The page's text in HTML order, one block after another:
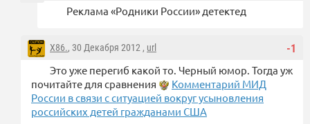
Реклама «Родники России» детектед
-1
X86., 30 Декабря 2012 , url
Это уже перегиб какой то. Черный юмор. Тогда уж
почитайте для сравнения
Комментарий МИД
России в связи с ситуацией вокруг усыновления
российских детей гражданами США